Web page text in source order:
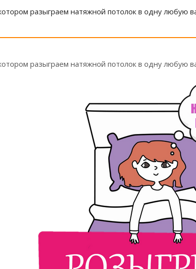
разыграем натяжной потолок в одну любую
разыграем натяжной потолок в одну любую